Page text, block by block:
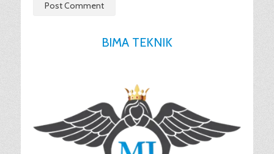
BIMA TEKNIK